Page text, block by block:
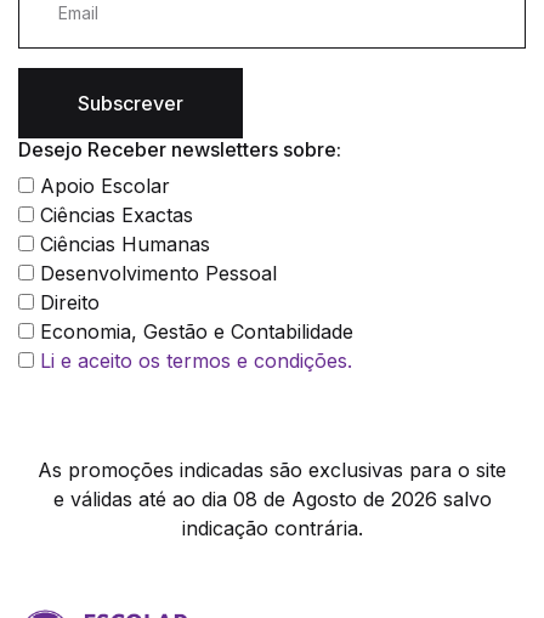
Subscrever
Desejo Receber newsletters sobre:
Apoio Escolar
Ciências Exactas
Ciências Humanas
Desenvolvimento Pessoal
Direito
Economia, Gestão e Contabilidade
Li e aceito os termos e condições.
As promoções indicadas são exclusivas para o site
e válidas até ao dia 08 de Agosto de 2026 salvo
indicação contrária.